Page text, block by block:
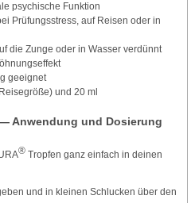
psychische Funktion
Prüfungsstress, auf Reisen oder in
die Zunge oder in Wasser verdünnt
geeignet
und 20 ml
Anwendung und Dosierung
®Tropfen ganz einfach in deinen
und in kleinen Schlucken über den